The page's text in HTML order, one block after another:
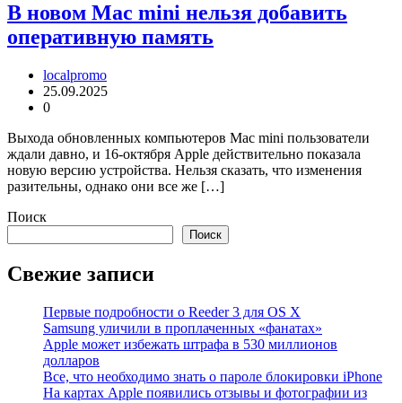
В новом Mac mini нельзя добавить
оперативную память
localpromo
25.09.2025
0
Выхода обновленных компьютеров Mac mini пользователи
ждали давно, и 16-октября Apple действительно показала
новую версию устройства. Нельзя сказать, что изменения
разительны, однако они все же […]
Поиск
Поиск
Свежие записи
Первые подробности о Reeder 3 для OS X
Samsung уличили в проплаченных «фанатах»
Apple может избежать штрафа в 530 миллионов
долларов
Все, что необходимо знать о пароле блокировки iPhone
На картах Apple появились отзывы и фотографии из